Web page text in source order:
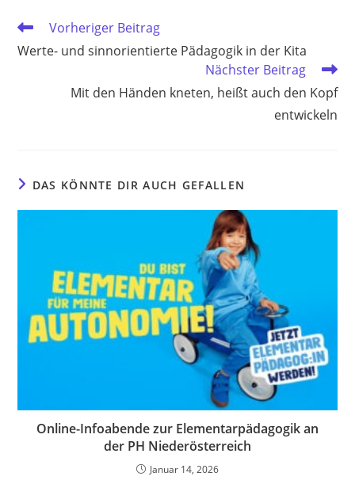
Weitere
ansehen
Vorheriger Beitrag
Werte- und sinnorientierte Pädagogik in der Kita
Nächster Beitrag
Mit den Händen kneten, heißt auch den Kopf
entwickeln
DAS KÖNNTE DIR AUCH GEFALLEN
Online-Infoabende zur Elementarpädagogik an
der PH Niederösterreich
Januar 14, 2026